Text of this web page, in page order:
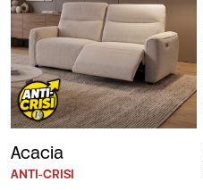
Acacia
ANTI-CRISI